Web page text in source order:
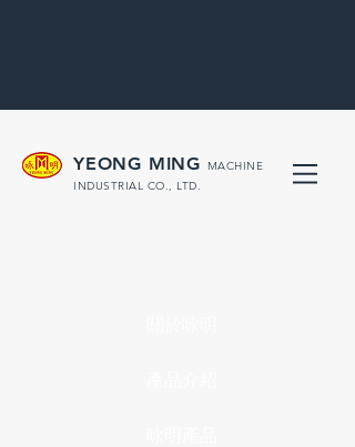
YEONG MING
MACHINE
INDUSTRIAL CO., LTD.